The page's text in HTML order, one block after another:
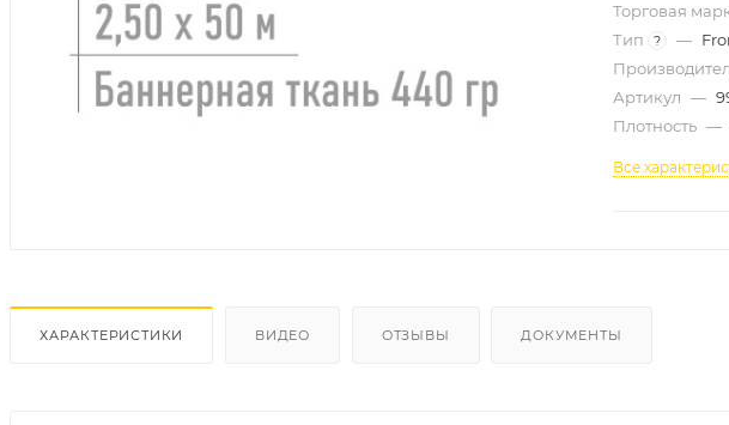
Торговая
Тип
? —
Артикул —
Плотность —
Все
ХАРАКТЕРИСТИКИ ВИДЕО ОТЗЫВЫ ДОКУМЕНТЫ